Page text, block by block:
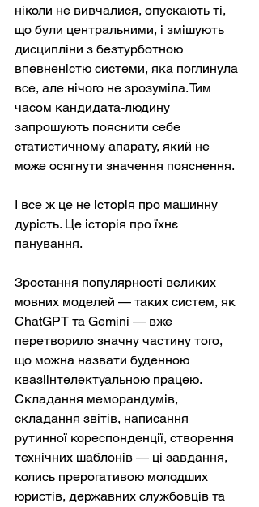
ніколи не вивчалися, опускають ті,
що були центральними, і змішують
дисципліни з безтурботною
впевненістю системи, яка поглинула
все, але нічого не зрозуміла. Тим
часом кандидата-людину
запрошують пояснити себе
статистичному апарату, який не
може осягнути значення пояснення.
І все ж це не історія про машинну
дурість. Це історія про їхнє
панування.
Зростання популярності великих
мовних моделей — таких систем, як
ChatGPT та Gemini — вже
перетворило значну частину того,
що можна назвати буденною
квазіінтелектуальною працею.
Складання меморандумів,
складання звітів, написання
рутинної кореспонденції, створення
технічних шаблонів — ці завдання,
колись прерогативою молодших
юристів, державних службовців та